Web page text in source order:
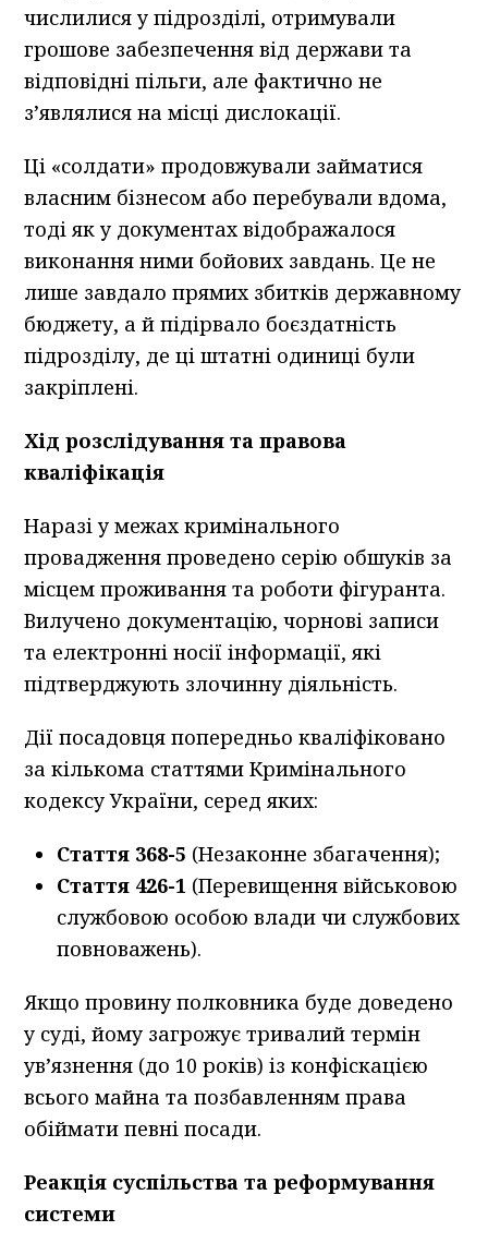
числилися у підрозділі, отримували
грошове забезпечення від держави та
відповідні пільги, але фактично не
з’являлися на місці дислокації.
Ці «солдати» продовжували займатися
власним бізнесом або перебували вдома,
тоді як у документах відображалося
виконання ними бойових завдань. Це не
лише завдало прямих збитків державному
бюджету, а й підірвало боєздатність
підрозділу, де ці штатні одиниці були
закріплені.
Хід розслідування та правова
кваліфікація
Наразі у межах кримінального
провадження проведено серію обшуків за
місцем проживання та роботи фігуранта.
Вилучено документацію, чорнові записи
та електронні носії інформації, які
підтверджують злочинну діяльність.
Дії посадовця попередньо кваліфіковано
за кількома статтями Кримінального
кодексу України, серед яких:
Стаття 368-5 (Незаконне збагачення);
Стаття 426-1 (Перевищення військовою
службовою особою влади чи службових
повноважень).
Якщо провину полковника буде доведено
у суді, йому загрожує тривалий термін
ув’язнення (до 10 років) із конфіскацією
всього майна та позбавленням права
обіймати певні посади.
Реакція суспільства та реформування
системи